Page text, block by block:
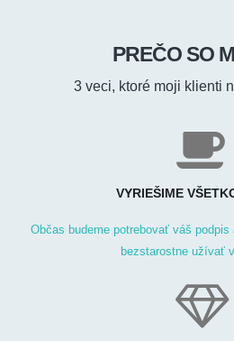
PREČO SO
3 veci, ktoré moji klienti
VYRIEŠIME
Občas budeme potrebovať váš
bezstarostne užívať